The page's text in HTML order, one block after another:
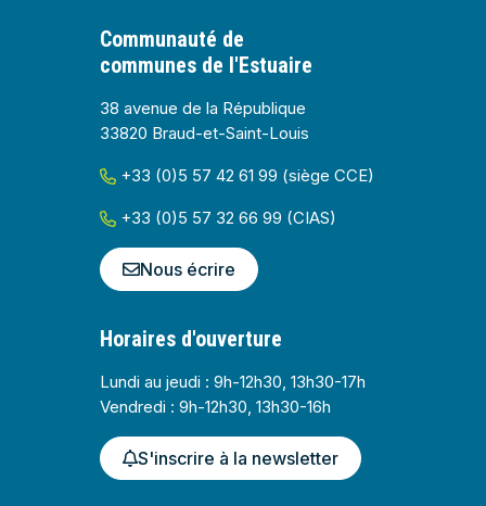
Communauté de
communes de l'Estuaire
38 avenue de la République
33820 Braud-et-Saint-Louis
+33 (0)5 57 42 61 99 (siège CCE)
+33 (0)5 57 32 66 99 (CIAS)
Nous écrire
Horaires d'ouverture
Lundi au jeudi : 9h-12h30, 13h30-17h
Vendredi : 9h-12h30, 13h30-16h
S'inscrire à la newsletter